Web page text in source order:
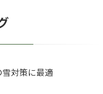
対策に最適